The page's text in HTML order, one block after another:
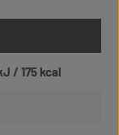
/ 175 kcal